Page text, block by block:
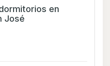
en
José